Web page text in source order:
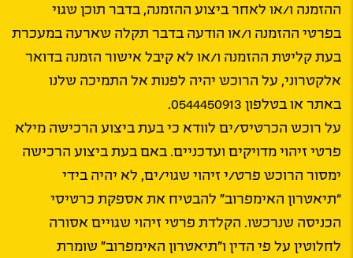
ההזמנה ו/או לאחר ביצוע ההזמנה, בדבר תוכן שגוי
בפרטי ההזמנה ו/או הודעה בדבר תקלה שארעה במעכרת
בעת קליטת ההזמנה ו/או לא קיבל אישור הזמנה בדואר
אלקטרוני, על הרוכש יהיה לפנות אל התמיכה שלנו
באתר או בטלפון 0544450913.
על רוכש הכרטיס/ים לוודא כי בעת ביצוע הרכישה מילא
פרטי זיהוי מדויקים ועדכניים. באם בעת ביצוע הרכישה
ימסור הרוכש פרט/י זיהוי שגוי/ים, לא יהיה בידי
“תיאטרון האימפרוב” להבטיח את אספקת כרטיסי
הכניסה שנרכשו. הקלדת פרטי זיהוי שגויים אסורה
לחלוטין על פי הדין ו”תיאטרון האימפרוב” שומרת